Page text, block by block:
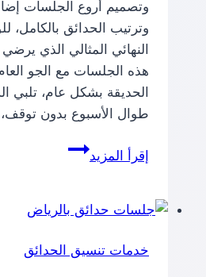
وتصميم أروع الجلسات
وترتيب الحدائق بالكامل،
النهائي المثالي الذي
هذه الجلسات مع الجو
الحديقة بشكل عام، تلبي
طوال الأسبوع بدون
إقرأ المزيدجلسات
المنورة
خدمات تنسيق الحدائق